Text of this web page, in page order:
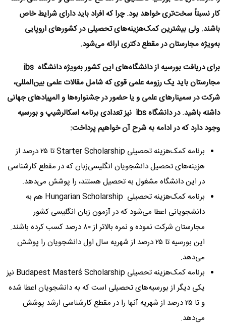
کار نسبتاً سخت‌تری خواهد بود. چرا که افراد باید دارای شرایط خاص
باشند. ولی بیشترین کمک‌هزینه‌های تحصیلی در کشورهای اروپایی
به‌ویژه مجارستان در مقطع دکتری ارائه می‌شود.
برای دریافت بورسیه از دانشگاه‌های این کشور به‌ویژه دانشگاه ibs
مجارستان باید یک رزومه علمی قوی که شامل مقالات علمی بین‌المللی،
شرکت در سمینارهای علمی و یا حضور در جشنواره‌ها و المپیادهای جهانی
داشته باشید. در دانشگاه ibs نیز تعدادی برنامه اسکالرشیپ و بورسیه
وجود دارد که در ادامه به شرح آن خواهیم پرداخت:
برنامه کمک‌هزینه تحصیلی Starter Scholarship تا ۲۵ درصد از
هزینه‌های تحصیل دانشجویان انگلیسی‌زبان که در مقطع کارشناسی
در این دانشگاه مشغول به تحصیل هستند، را پوشش می‌دهد.
برنامه کمک‌هزینه تحصیلی Hungarian Scholarship هم به
دانشجویانی اعطا می‌شود که در آزمون زبان انگلیسی کشور
مجارستان شرکت نموده و نمره بالاتر از ۸۰ درصد کسب کرده باشند.
این بورسیه تا ۲۵ درصد از شهریه سال اول دانشجویان را پوشش
می‌دهد.
برنامه کمک‌هزینه تحصیلی Budapest Masterś Scholarship نیز
یکی دیگر از بورسیه‌های تحصیلی است که به دانشجویان اعطا شده
و تا ۲۵ درصد از شهریه آنها را در مقطع کارشناسی ارشد پوشش
می‌دهد.